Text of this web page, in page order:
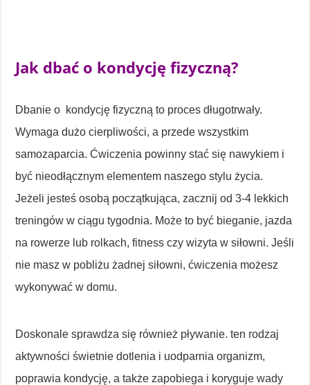
Jak dbać o kondycję fizyczną?
Dbanie o kondycję fizyczną to proces długotrwały.
Wymaga dużo cierpliwości, a przede wszystkim
samozaparcia. Ćwiczenia powinny stać się nawykiem i
być nieodłącznym elementem naszego stylu życia.
Jeżeli jesteś osobą początkująca, zacznij od 3-4 lekkich
treningów w ciągu tygodnia. Może to być bieganie, jazda
na rowerze lub rolkach, fitness czy wizyta w siłowni. Jeśli
nie masz w pobliżu żadnej siłowni, ćwiczenia możesz
wykonywać w domu.
Doskonale sprawdza się również pływanie. ten rodzaj
aktywności świetnie dotlenia i uodparnia organizm,
poprawia kondycję, a także zapobiega i koryguje wady